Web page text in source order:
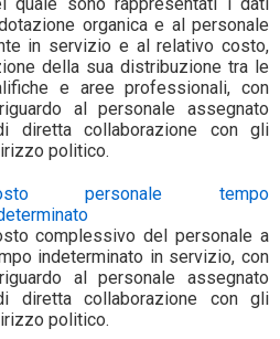
organica e al personale
in servizio e al relativo costo,
della sua distribuzione tra le
e aree professionali, con
al personale assegnato
diretta collaborazione con gli
politico.
personale tempo
complessivo del personale a
indeterminato in servizio, con
al personale assegnato
diretta collaborazione con gli
politico.